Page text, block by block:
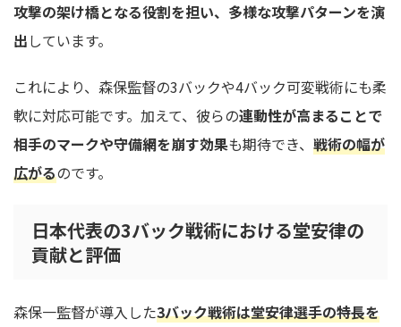
攻撃の架け橋となる役割を担い、多様な攻撃パターンを演
出しています。
これにより、森保監督の3バックや4バック可変戦術にも柔
軟に対応可能です。加えて、彼らの連動性が高まることで
相手のマークや守備網を崩す効果も期待でき、 戦術の幅が
広がるのです。
日本代表の3バック戦術における堂安律の
貢献と評価
森保一監督が導入した3バック戦術は堂安律選手の特長を